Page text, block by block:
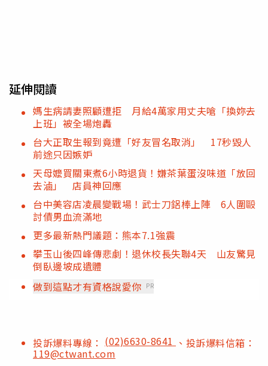
延伸閱讀
媽生病請妻照顧遭拒 月給4萬家用丈夫嗆「換妳去
上班」被全場炮轟
台大正取生報到竟遭「好友冒名取消」 17秒毀人
前途只因嫉妒
天母嬤買關東煮6小時退貨！嫌茶葉蛋沒味道「放回
去滷」 店員神回應
台中美容店凌晨變戰場！武士刀鋁棒上陣 6人圍毆
討債男血流滿地
更多最新熱門議題：熊本7.1強震
攀玉山後四峰傳悲劇！退休校長失聯4天 山友驚見
倒臥邊坡成遺體
做到這點才有資格說愛你 PR
投訴爆料專線： (02)6630-8641 、投訴爆料信箱：
119@ctwant.com